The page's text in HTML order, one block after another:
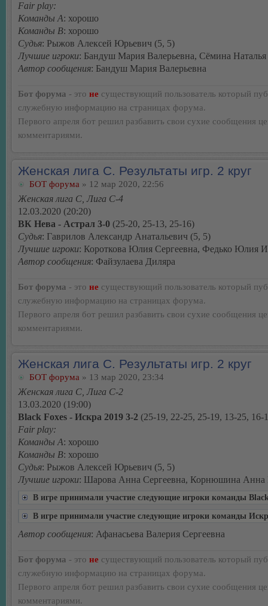
Fair play:
Команды А: хорошо
Команды В: хорошо
Судья: Рыжов Алексей Юрьевич (5, 5)
Лучшие игроки: Бандуш Мария Валерьевна, Сёмина Наталья
Автор сообщения: Бандуш Мария Валерьевна
Бот форума - это не существующий пользователь который
служебную информацию на страницах форума.
Первого апреля бот решил разбавить свои сухие сообщения
комментариями.
Женская лига С. Результаты игр. 2 круг
БОТ форума » 12 мар 2020, 22:56
Женская лига С, Лига С-4
12.03.2020 (20:20)
ВК Нева - Астрал 3-0 (25-20, 25-13, 25-16)
Судья: Гаврилов Александр Анатальевич (5, 5)
Лучшие игроки: Короткова Юлия Сергеевна, Федько Юлия
Автор сообщения: Файзулаева Диляра
Бот форума - это не существующий пользователь который
служебную информацию на страницах форума.
Первого апреля бот решил разбавить свои сухие сообщения
комментариями.
Женская лига С. Результаты игр. 2 круг
БОТ форума » 13 мар 2020, 23:34
Женская лига С, Лига С-2
13.03.2020 (19:00)
Black Foxes - Искра 2019 3-2 (25-19, 22-25, 25-19, 13-25, 16-
Fair play:
Команды А: хорошо
Команды В: хорошо
Судья: Рыжов Алексей Юрьевич (5, 5)
Лучшие игроки: Шарова Анна Сергеевна, Корнюшина Анна
В игре принимали участие следующие игроки команды
В игре принимали участие следующие игроки команды
Автор сообщения: Афанасьева Валерия Сергеевна
Бот форума - это не существующий пользователь который
служебную информацию на страницах форума.
Первого апреля бот решил разбавить свои сухие сообщения
комментариями.